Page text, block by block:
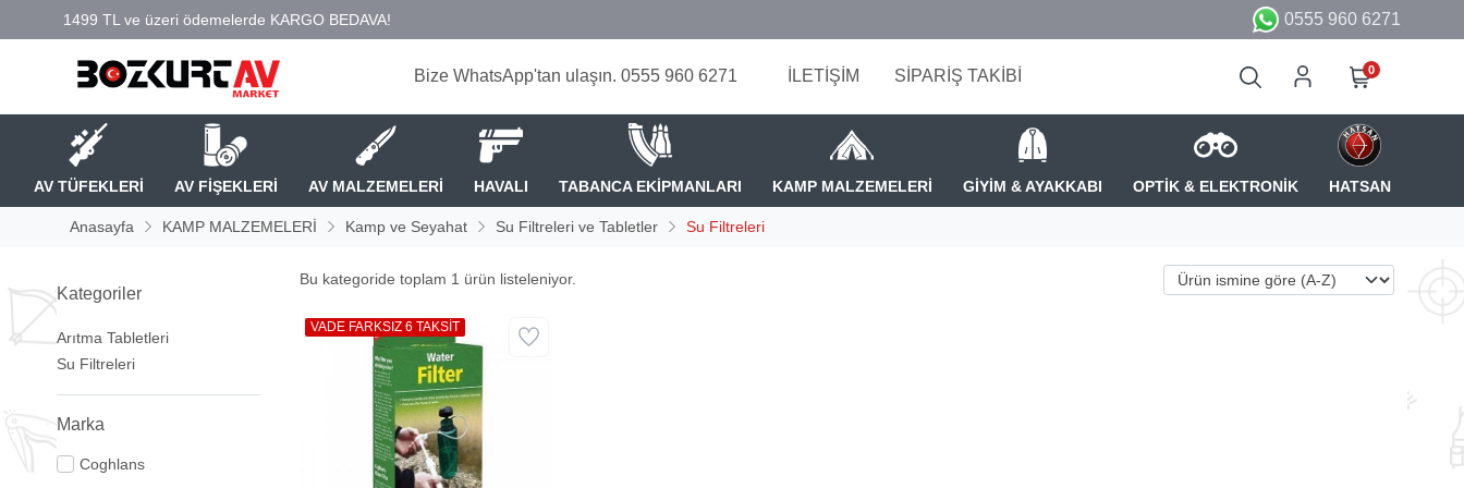
0555 960 6271
Bize WhatsApp'tan ulaşın. 0555 960 6271 İLETİŞİM SİPARİŞ TAKİBİ 0
AV TÜFEKLERİ AV FİŞEKLERİ AV MALZEMELERİ HAVALI TABANCA EKİPMANLARI KAMP MALZEMELERİ GİYİM & AYAKKABI OPTİK & ELEKTRONİK HATSAN
Anasayfa KAMP MALZEMELERİ Kamp ve Seyahat Su Filtreleri ve Tabletler Su Filtreleri
Kategoriler
Arıtma Tabletleri
Su Filtreleri
Marka
Coghlans
Bu kategoride toplam 1 ürün listeleniyor.
VADE FARKSIZ 6 TAKSİT